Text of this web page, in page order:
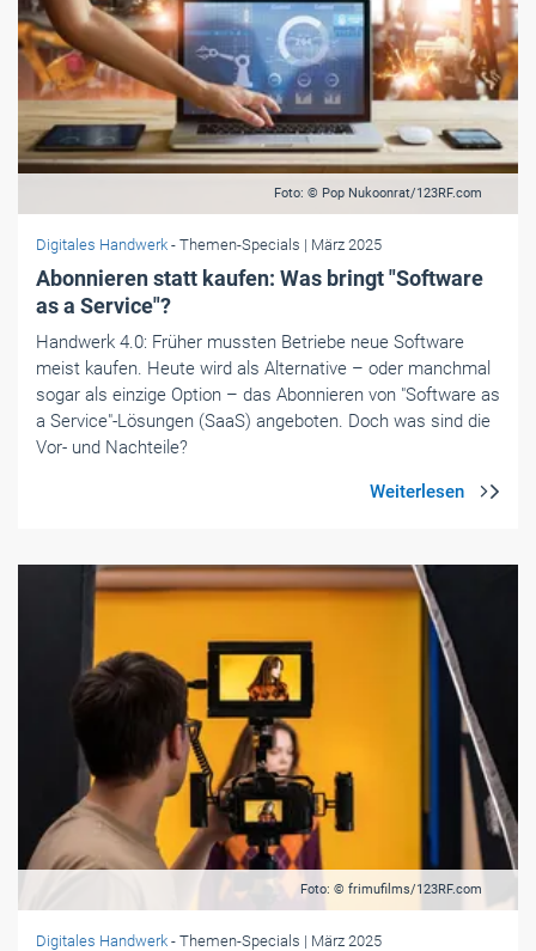
Foto: © Pop Nukoonrat/123RF.com
Digitales Handwerk - Themen-Specials | März 2025
Abonnieren statt kaufen: Was bringt "Software
as a Service"?
Handwerk 4.0: Früher mussten Betriebe neue Software
meist kaufen. Heute wird als Alternative – oder manchmal
sogar als einzige Option – das Abonnieren von "Software as
a Service"-Lösungen (SaaS) angeboten. Doch was sind die
Vor- und Nachteile?
Foto: © frimufilms/123RF.com
Digitales Handwerk - Themen-Specials | März 2025